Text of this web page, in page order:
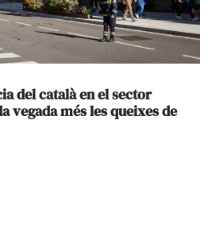
del català en el sector
vegada més les queixes de